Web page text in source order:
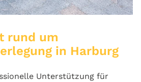
rund um
in Harburg
Unterstützung für